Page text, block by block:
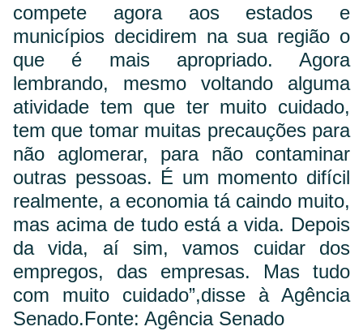
compete agora aos estados e
municípios decidirem na sua região o
que é mais apropriado. Agora
lembrando, mesmo voltando alguma
atividade tem que ter muito cuidado,
tem que tomar muitas precauções para
não aglomerar, para não contaminar
outras pessoas. É um momento difícil
realmente, a economia tá caindo muito,
mas acima de tudo está a vida. Depois
da vida, aí sim, vamos cuidar dos
empregos, das empresas. Mas tudo
com muito cuidado”,disse à Agência
Senado.Fonte: Agência Senado